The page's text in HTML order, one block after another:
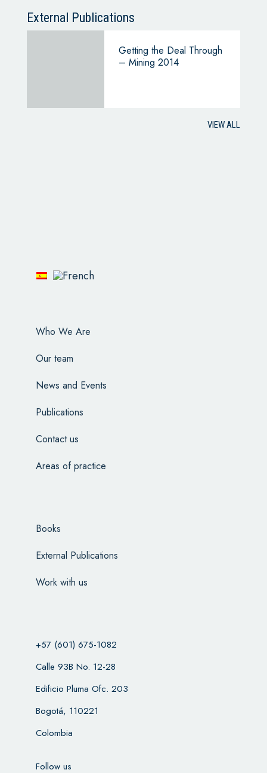
External Publications
Getting the Deal Through
– Mining 2014
VIEW ALL
Who We Are
Our team
News and Events
Publications
Contact us
Areas of practice
Books
External Publications
Work with us
+57 (601) 675-1082
Calle 93B No. 12-28
Edificio Pluma Ofc. 203
Bogotá, 110221
Colombia
Follow us